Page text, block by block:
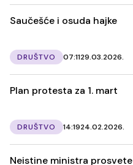
Saučešće i osuda hajke
DRUŠTVO 07:1129.03.2026.
Plan protesta za 1. mart
DRUŠTVO 14:1924.02.2026.
Neistine ministra prosvete